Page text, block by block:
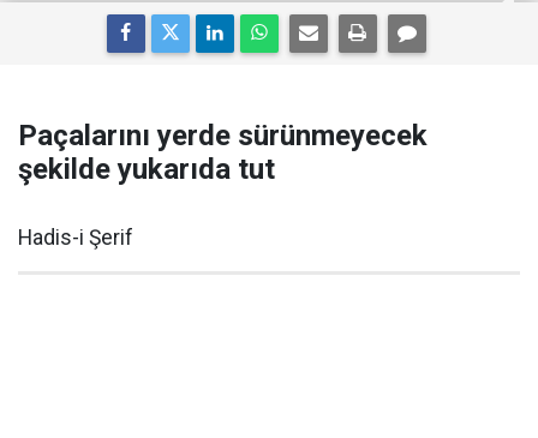
Paçalarını yerde sürünmeyecek
şekilde yukarıda tut
Hadis-i Şerif